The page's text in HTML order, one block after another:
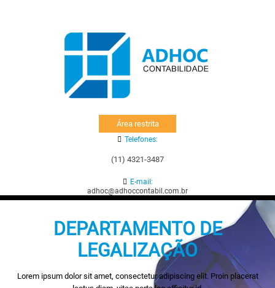
Área restrita
Telefones:
(11) 4321-3487
E-mail:
adhoc@adhoccontabil.com.br
DEPARTAMENTO DE
LEGALIZAÇÃO
Lorem ipsum dolor sit amet, consectetur adipiscing elit. Proin placerat